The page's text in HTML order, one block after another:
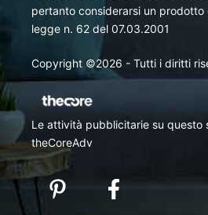
pertanto considerarsi un prodotto
legge n. 62 del 07.03.2001
Copyright ©2026 - Tutti i diritti
Le attività pubblicitarie su questo
theCoreAdv